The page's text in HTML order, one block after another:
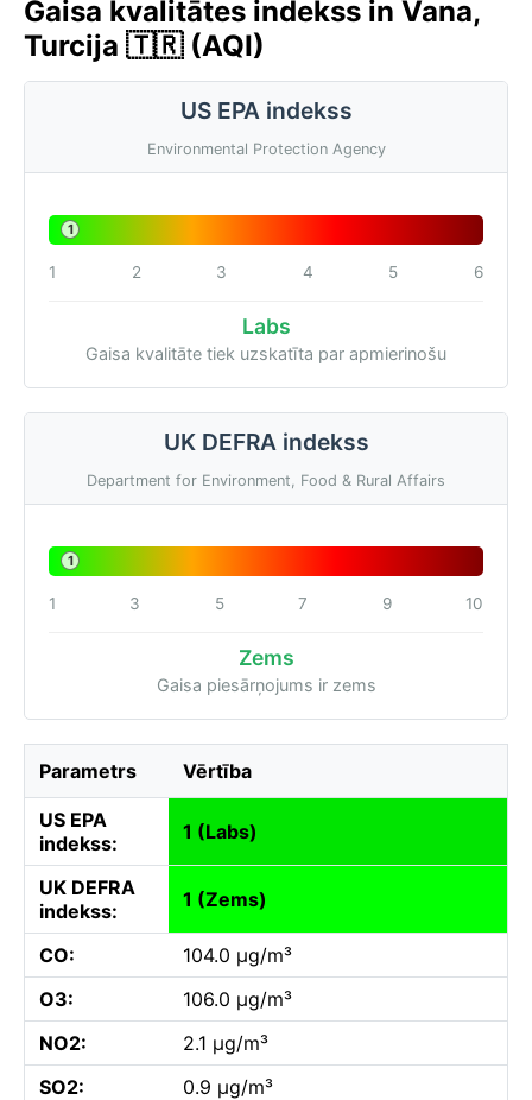
Gaisa kvalitātes indekss in Vana,
Turcija 🇹🇷 (AQI)
US EPA indekss
Environmental Protection Agency
1
1 2 3 4 5 6
Labs
Gaisa kvalitāte tiek uzskatīta par apmierinošu
UK DEFRA indekss
Department for Environment, Food & Rural Affairs
1
1 3 5 7 9 10
Zems
Gaisa piesārņojums ir zems
Parametrs Vērtība
US EPA
indekss:
1 (Labs)
UK DEFRA
indekss:
1 (Zems)
CO:
104.0 µg/m³
O3:
106.0 µg/m³
NO2:
2.1 µg/m³
SO2:
0.9 µg/m³